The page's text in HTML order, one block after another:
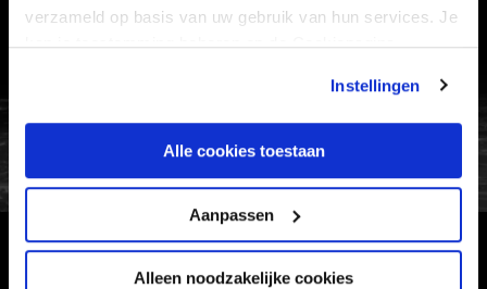
verzameld op basis van uw gebruik van hun services. Je
kan je toestemming beheren op de Cookiepagina.
Instellingen
Alle cookies toestaan
Aanpassen
Alleen noodzakelijke cookies
WERKEN BIJ
VERTROUWENSPERSOON
HOOFDSPONSOR